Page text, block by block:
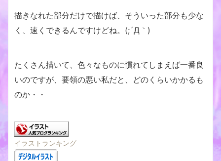
描きなれた部分だけで描けば、そういった部分も少な
く、速くできるんですけどね。(;´Д｀)
たくさん描いて、色々なものに慣れてしまえば一番良
いのですが、要領の悪い私だと、どのくらいかかるも
のか・・
イラストランキング